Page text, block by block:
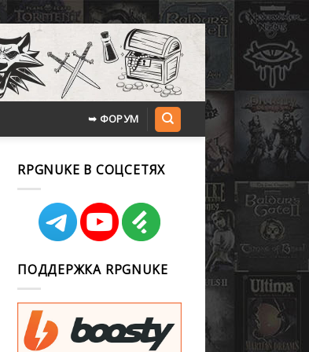
➥ ФОРУМ
RPGNUKE В СОЦСЕТЯХ
ПОДДЕРЖКА RPGNUKE